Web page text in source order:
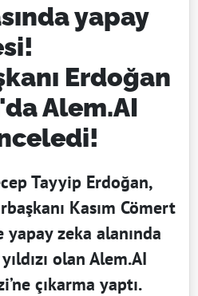
yapay
Erdoğan
Alem.AI
Tayyip Erdoğan,
Kasım Cömert
zeka alanında
olan Alem.AI
çıkarma yaptı.